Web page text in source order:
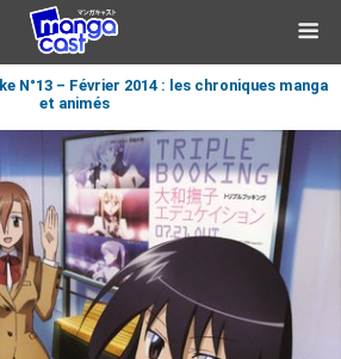
N°13 – Février 2014 : les chroniques manga
et animés